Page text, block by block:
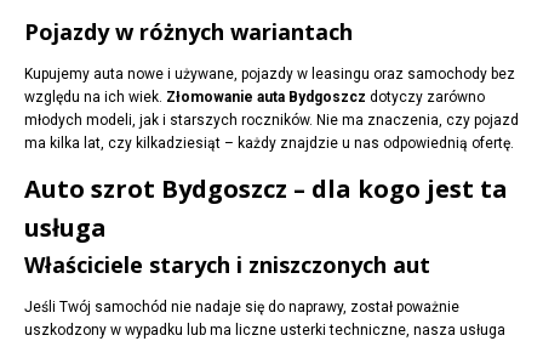
Pojazdy w różnych wariantach
Kupujemy auta nowe i używane, pojazdy w leasingu oraz samochody bez
względu na ich wiek. Złomowanie auta Bydgoszcz dotyczy zarówno
młodych modeli, jak i starszych roczników. Nie ma znaczenia, czy pojazd
ma kilka lat, czy kilkadziesiąt – każdy znajdzie u nas odpowiednią ofertę.
Auto szrot Bydgoszcz – dla kogo jest ta
usługa
Właściciele starych i zniszczonych aut
Jeśli Twój samochód nie nadaje się do naprawy, został poważnie
uszkodzony w wypadku lub ma liczne usterki techniczne, nasza usługa